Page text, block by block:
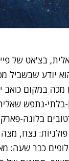
בצ'אט של
יודע שבשביל
בלתי-נתפש
בלונה-
נצח, מצה
כבר שעה: